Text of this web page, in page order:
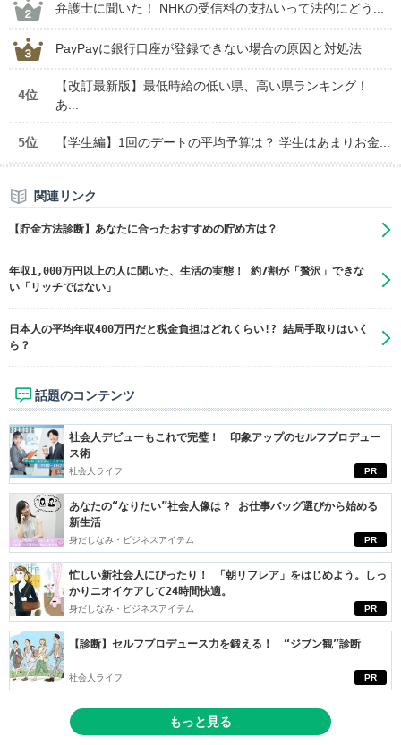
弁護士に聞いた！ NHKの受信料の支払いって法的にどう...
PayPayに銀行口座が登録できない場合の原因と対処法
4位
【改訂最新版】最低時給の低い県、高い県ランキング！
あ...
5位 【学生編】1回のデートの平均予算は？ 学生はあまりお金...
関連リンク
【貯金方法診断】あなたに合ったおすすめの貯め方は？
年収1,000万円以上の人に聞いた、生活の実態！ 約7割が「贅沢」できな
い「リッチではない」
日本人の平均年収400万円だと税金負担はどれくらい!? 結局手取りはいく
ら？
話題のコンテンツ
PR
社会人デビューもこれで完璧！ 印象アップのセルフプロデュー
ス術
社会人ライフ
PR
あなたの“なりたい”社会人像は？ お仕事バッグ選びから始める
新生活
身だしなみ・ビジネスアイテム
PR
忙しい新社会人にぴったり！ 「朝リフレア」をはじめよう。しっ
かりニオイケアして24時間快適。
身だしなみ・ビジネスアイテム
PR
【診断】セルフプロデュース力を鍛える！ “ジブン観”診断
社会人ライフ
もっと見る